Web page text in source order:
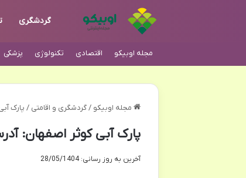
گردشگری
مجله اوبیکو اقتصادی تکنولوژی پزشکی
مجله اوبیکو / گردشگری و اقامتی / پارک
پارک آبی کوثر اصفهان:
آخرین به روز رسانی: 28/05/1404